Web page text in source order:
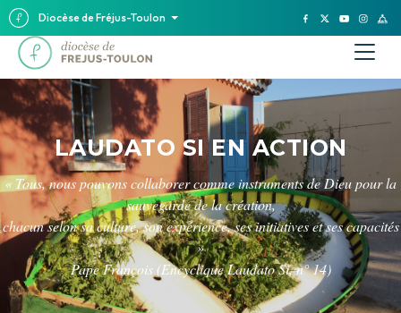
Diocèse de Fréjus-Toulon
LAUDATO SI EN ACTION
« Tous, nous pouvons collaborer comme instruments de Dieu pour la
sauvegarde de la création,
chacun selon sa culture, son expérience, ses initiatives et ses capacités
»
Pape François (Encyclique Laudato Si, n° 14)